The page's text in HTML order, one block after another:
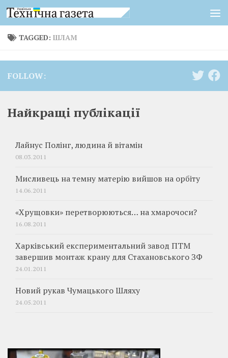
Skip to content
TAGGED: ШЛАМ
FOLLOW:
Найкращі публікації
Лайнус Полінг, людина й вітамін
08.03.2011
Мисливець на темну матерію вийшов на орбіту
14.06.2011
«Хрущовки» перетворюються… на хмарочоси?
16.08.2011
Харківський експериментальний завод ПТМ
завершив монтаж крану для Стахановського ЗФ
24.01.2011
Новий рукав Чумацького Шляху
24.05.2011